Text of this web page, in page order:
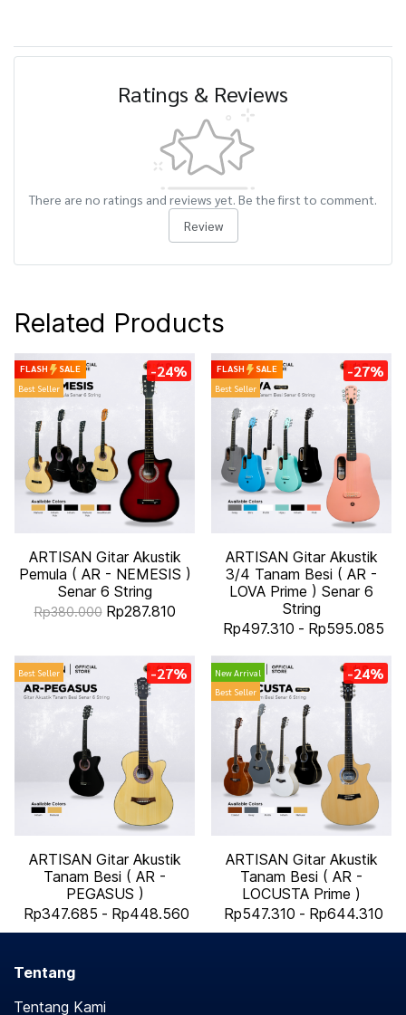
Ratings & Reviews
There are no ratings and reviews yet. Be the first to comment.
Review
Related Products
FLASH
SALE
Best Seller
-24%
ARTISAN Gitar Akustik
Pemula ( AR - NEMESIS )
Senar 6 String
Rp380.000 Rp287.810
FLASH
SALE
Best Seller
-27%
ARTISAN Gitar Akustik
3/4 Tanam Besi ( AR -
LOVA Prime ) Senar 6
String
Rp497.310 - Rp595.085
Best Seller -27%
ARTISAN Gitar Akustik
Tanam Besi ( AR -
PEGASUS )
Rp347.685 - Rp448.560
New Arrival
Best Seller
-24%
ARTISAN Gitar Akustik
Tanam Besi ( AR -
LOCUSTA Prime )
Rp547.310 - Rp644.310
Tentang
Tentang Kami